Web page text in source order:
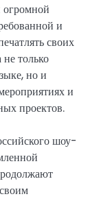
огромной
и
своих
только
но и
и
проектов.
шоу-